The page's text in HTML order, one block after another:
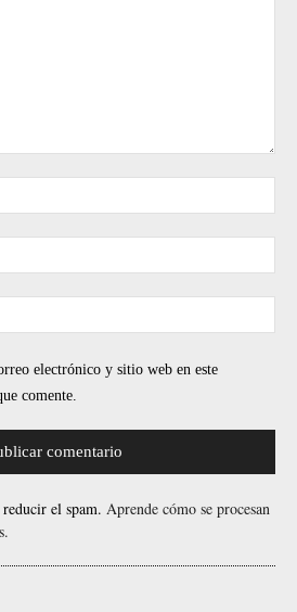
electrónico y sitio web en este
comente.
el spam. Aprende cómo se procesan